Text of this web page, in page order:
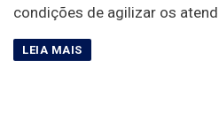
condições de agilizar os